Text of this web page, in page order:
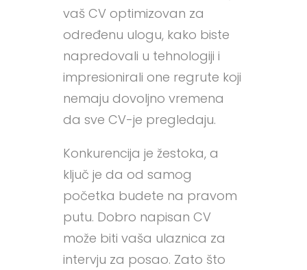
vaš CV optimizovan za
određenu ulogu, kako biste
napredovali u tehnologiji i
impresionirali one regrute koji
nemaju dovoljno vremena
da sve CV-je pregledaju.
Konkurencija je žestoka, a
ključ je da od samog
početka budete na pravom
putu. Dobro napisan CV
može biti vaša ulaznica za
intervju za posao. Zato što